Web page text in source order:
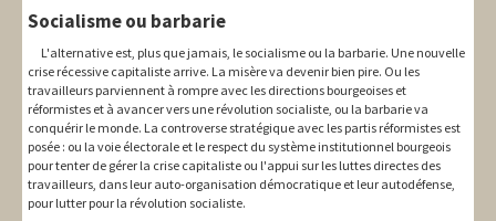
Socialisme ou barbarie
L'alternative est, plus que jamais, le socialisme ou la barbarie. Une nouvelle
crise récessive capitaliste arrive. La misère va devenir bien pire. Ou les
travailleurs parviennent à rompre avec les directions bourgeoises et
réformistes et à avancer vers une révolution socialiste, ou la barbarie va
conquérir le monde. La controverse stratégique avec les partis réformistes est
posée : ou la voie électorale et le respect du système institutionnel bourgeois
pour tenter de gérer la crise capitaliste ou l'appui sur les luttes directes des
travailleurs, dans leur auto-organisation démocratique et leur autodéfense,
pour lutter pour la révolution socialiste.